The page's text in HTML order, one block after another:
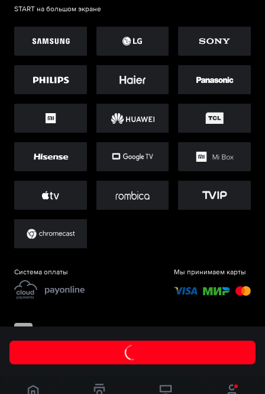
START на большом экране
Система оплаты Мы принимаем карты